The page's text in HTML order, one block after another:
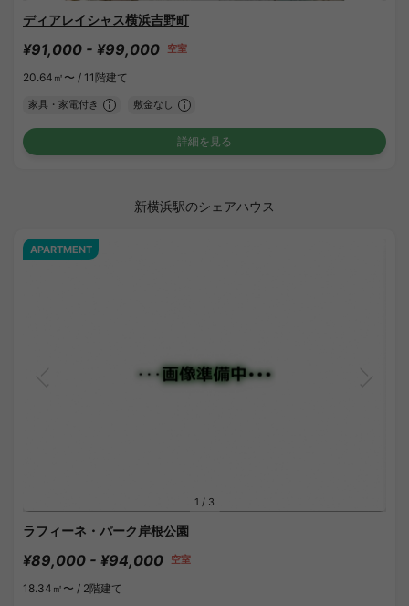
ディアレイシャス横浜吉野町
¥91,000 - ¥99,000 空室
20.64㎡〜 / 11階建て
家具・家電付き 敷金なし
詳細を見る
新横浜駅のシェアハウス
1 / 3
APARTMENT
ラフィーネ・パーク岸根公園
¥89,000 - ¥94,000 空室
18.34㎡〜 / 2階建て